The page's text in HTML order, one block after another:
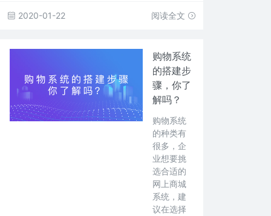
2020-01-22 阅读全文
购物系统
的搭建步
骤，你了
解吗？
购物系统
的种类有
很多，企
业想要挑
选合适的
网上商城
系统，建
议在选择